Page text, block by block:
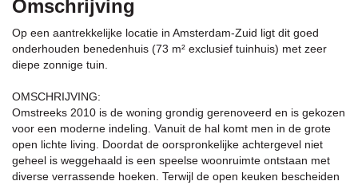
Omschrijving
Op een aantrekkelijke locatie in Amsterdam-Zuid ligt dit goed
onderhouden benedenhuis (73 m² exclusief tuinhuis) met zeer
diepe zonnige tuin.
OMSCHRIJVING:
Omstreeks 2010 is de woning grondig gerenoveerd en is gekozen
voor een moderne indeling. Vanuit de hal komt men in de grote
open lichte living. Doordat de oorspronkelijke achtergevel niet
geheel is weggehaald is een speelse woonruimte ontstaan met
diverse verrassende hoeken. Terwijl de open keuken bescheiden